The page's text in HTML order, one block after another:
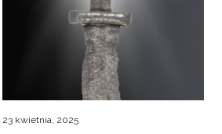
23 kwietnia, 2025